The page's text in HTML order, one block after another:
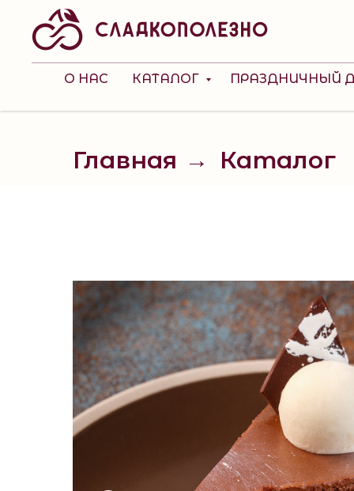
О НАС КАТАЛОГ ПРАЗДНИЧНЫЙ
Главная → Каталог